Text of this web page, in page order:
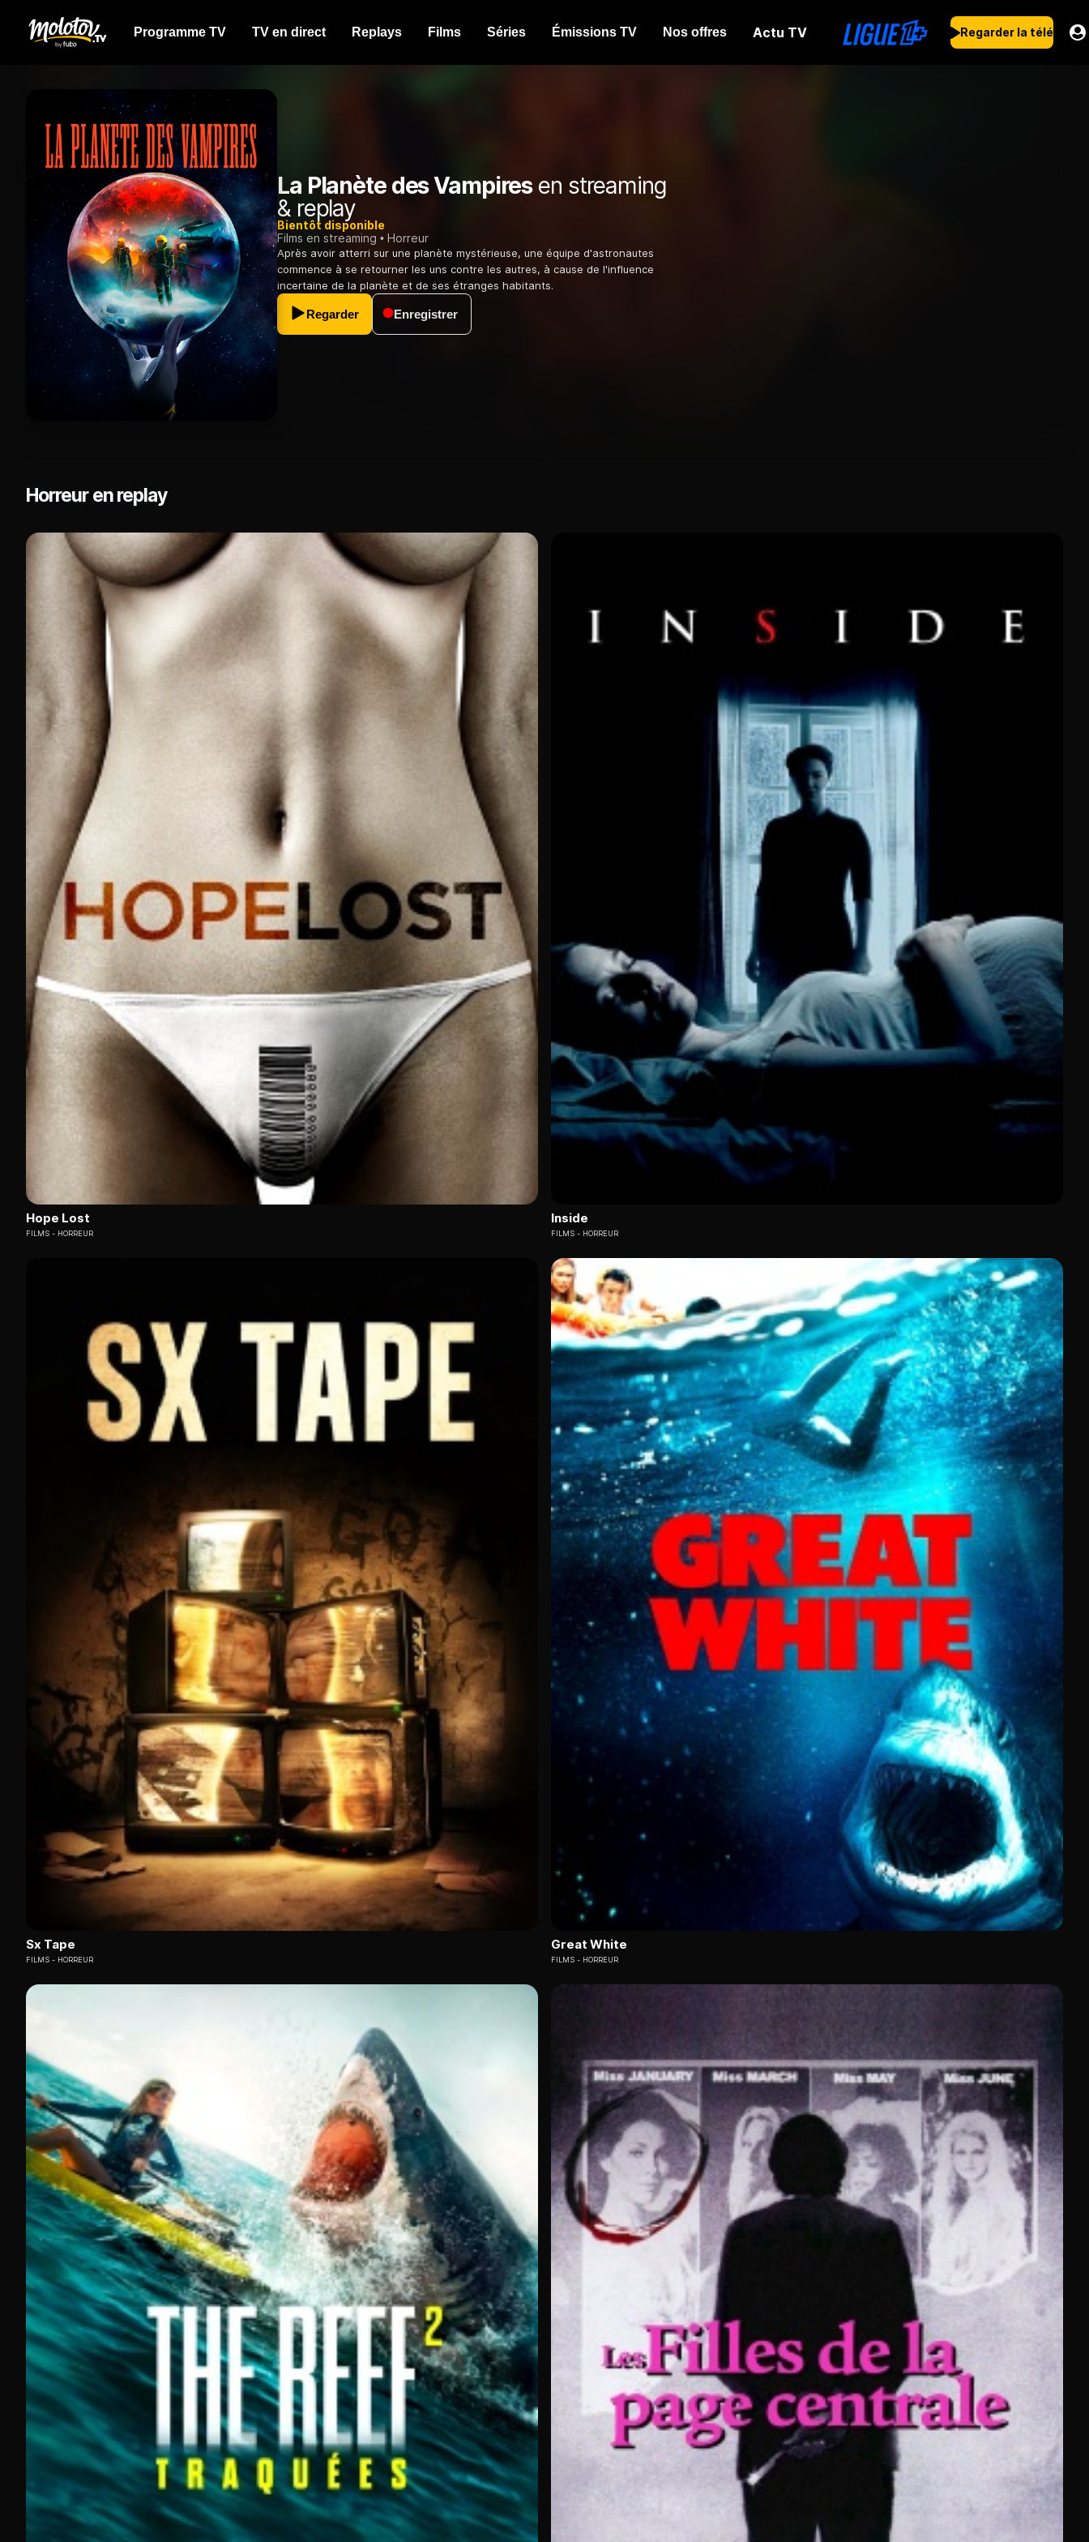
Programme TV TV en direct Replays Films Séries Émissions TV Nos offres Actu TV Regarder la télé
La Planète des Vampiresen streaming
& replay
Bientôt disponible
Films en streaming
Horreur
Après avoir atterri sur une planète mystérieuse, une équipe d'astronautes
commence à se retourner les uns contre les autres, à cause de l'influence
incertaine de la planète et de ses étranges habitants.
Regarder Enregistrer
Horreur en replay
Hope Lost
FILMS HORREUR
Inside
FILMS HORREUR
Sx Tape
FILMS HORREUR
Great White
FILMS HORREUR